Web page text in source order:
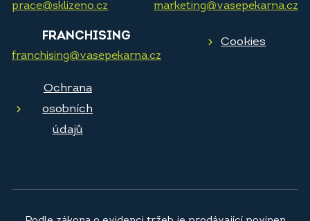
prace@sklizeno.cz marketing@vasepekarna.cz
FRANCHISING
franchising@vasepekarna.cz
Cookies
Ochrana
osobních
údajů